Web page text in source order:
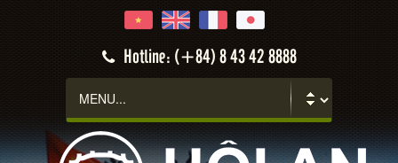
Hotline: (+84) 8 43 42 8888